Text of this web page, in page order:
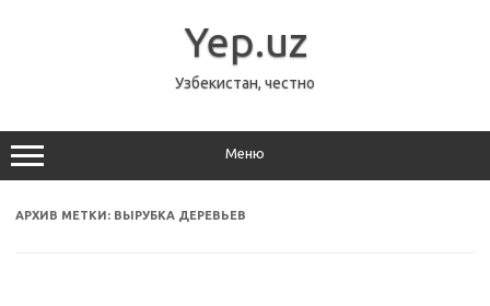
Yep.uz
Узбекистан, честно
Меню
АРХИВ МЕТКИ: ВЫРУБКА ДЕРЕВЬЕВ